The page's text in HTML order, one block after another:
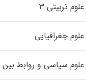
تربیتی ۳
جغرافیایی
سیاسی و روابط بین